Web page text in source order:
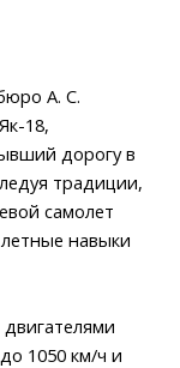
А. С.
18,
дорогу в
традиции,
самолет
навыки
1050 км/ч и